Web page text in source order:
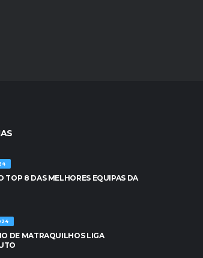
TOP 8 DAS MELHORES EQUIPAS DA
DE MATRAQUILHOS LIGA